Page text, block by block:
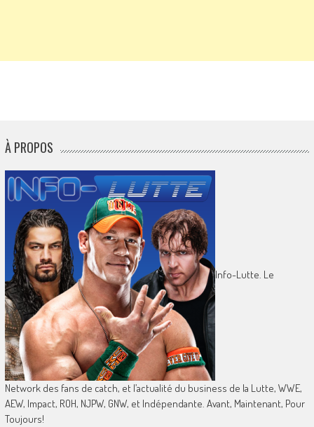
À PROPOS
Info-Lutte. Le
Network des fans de catch, et l’actualité du business de la Lutte, WWE,
AEW, Impact, ROH, NJPW, GNW, et Indépendante. Avant, Maintenant, Pour
Toujours!